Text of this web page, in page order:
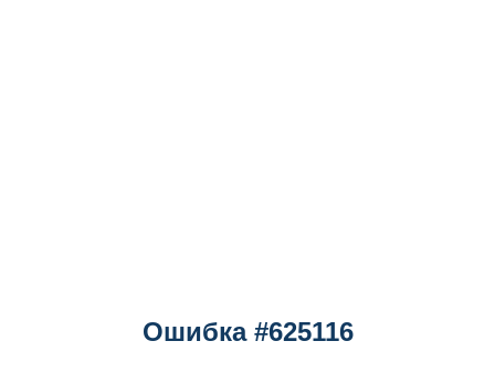
Ошибка #625116